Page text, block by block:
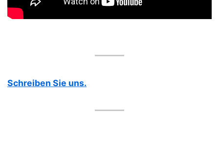
Schreiben Sie uns.